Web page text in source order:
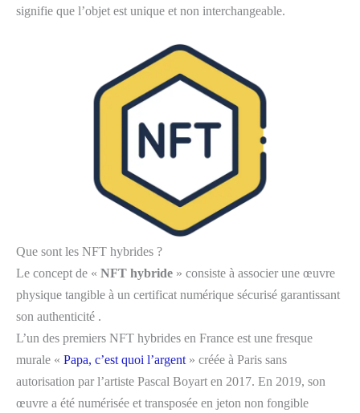
signifie que l’objet est unique et non interchangeable.
Que sont les NFT hybrides ?
Le concept de « NFT hybride » consiste à associer une œuvre
physique tangible à un certificat numérique sécurisé garantissant
son authenticité .
L’un des premiers NFT hybrides en France est une fresque
murale « Papa, c’est quoi l’argent» créée à Paris sans
autorisation par l’artiste Pascal Boyart en 2017. En 2019, son
œuvre a été numérisée et transposée en jeton non fongible